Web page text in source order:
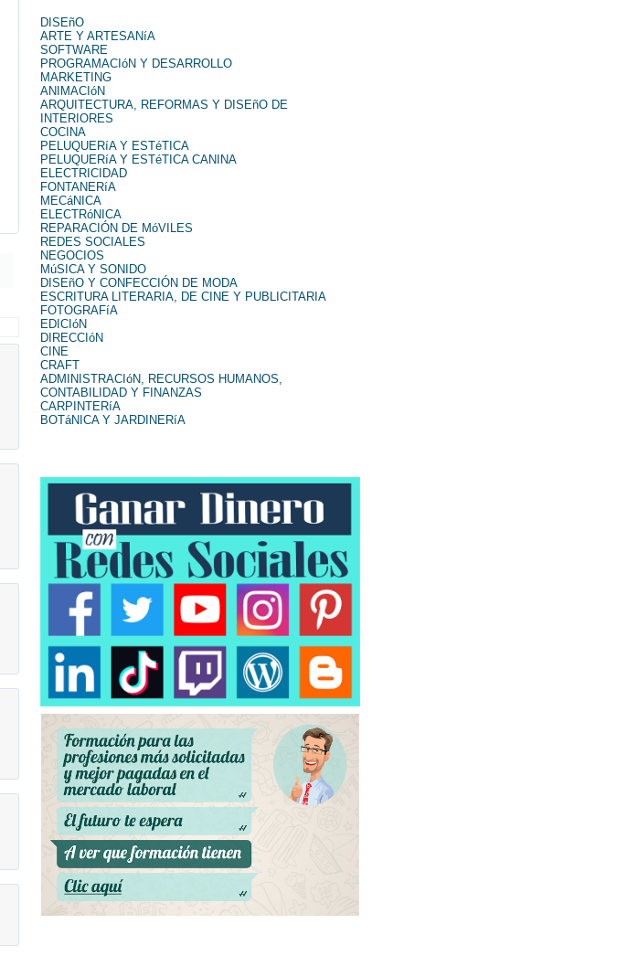
DISEñO
ARTE Y ARTESANíA
SOFTWARE
PROGRAMACIóN Y DESARROLLO
MARKETING
ANIMACIóN
ARQUITECTURA, REFORMAS Y DISEñO DE
INTERIORES
COCINA
PELUQUERíA Y ESTéTICA
PELUQUERíA Y ESTéTICA CANINA
ELECTRICIDAD
FONTANERíA
MECáNICA
ELECTRóNICA
REPARACIÓN DE MóVILES
REDES SOCIALES
NEGOCIOS
MúSICA Y SONIDO
DISEñO Y CONFECCIÓN DE MODA
ESCRITURA LITERARIA, DE CINE Y PUBLICITARIA
FOTOGRAFíA
EDICIóN
DIRECCIóN
CINE
CRAFT
ADMINISTRACIóN, RECURSOS HUMANOS,
CONTABILIDAD Y FINANZAS
CARPINTERíA
BOTáNICA Y JARDINERíA